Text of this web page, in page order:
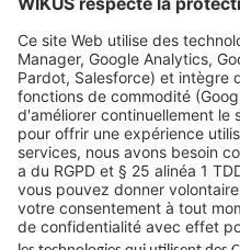
Sélecteur de lame
Bases techniques
FAQ
Sites
Pourquoi WIKUS